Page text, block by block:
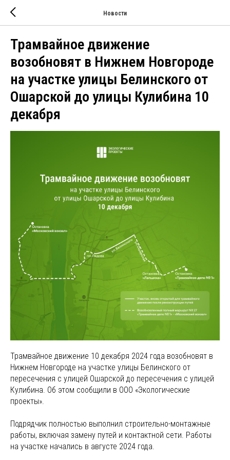
Новости
Трамвайное движение
возобновят в Нижнем Новгороде
на участке улицы Белинского от
Ошарской до улицы Кулибина 10
декабря
Трамвайное движение 10 декабря 2024 года возобновят в
Нижнем Новгороде на участке улицы Белинского от
пересечения с улицей Ошарской до пересечения с улицей
Кулибина. Об этом сообщили в ООО «Экологические
проекты».
Подрядчик полностью выполнил строительно-монтажные
работы, включая замену путей и контактной сети. Работы
на участке начались в августе 2024 года.